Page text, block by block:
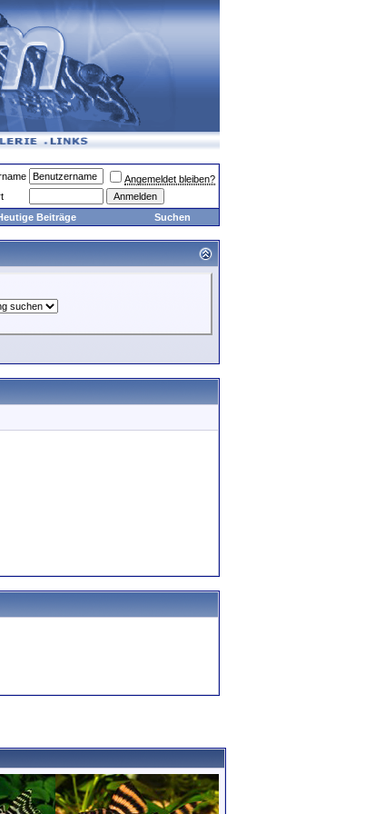
Angemeldet bleiben?
Beiträge Suchen